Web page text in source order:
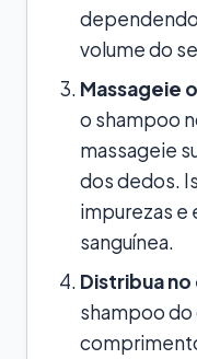
volume do
Massageie
o shampoo
massageie
dos dedos.
impurezas e
sanguínea.
Distribua
shampoo do